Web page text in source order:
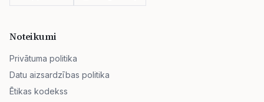
Noteikumi
Privātuma politika
Datu aizsardzības politika
Ētikas kodekss